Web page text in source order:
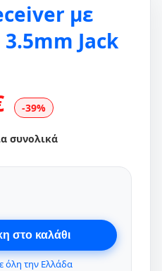
με
Jack
-39%
συνολικά
στο καλάθι
όλη την Ελλάδα